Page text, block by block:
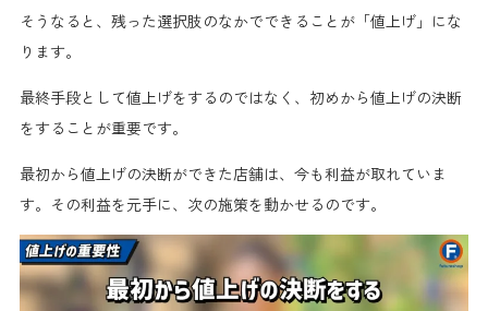
そうなると、残った選択肢のなかでできることが「値上げ」にな
ります。
最終手段として値上げをするのではなく、初めから値上げの決断
をすることが重要です。
最初から値上げの決断ができた店舗は、今も利益が取れていま
す。その利益を元手に、次の施策を動かせるのです。